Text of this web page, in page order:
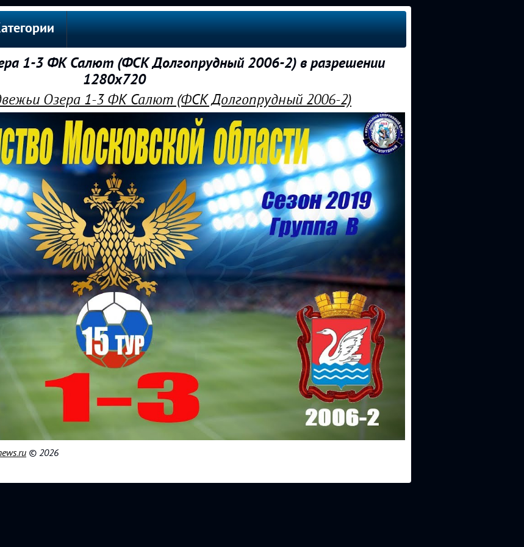
1-3 ФК Салют (ФСК Долгопрудный 2006-2) в разрешении
1280x720
Озера 1-3 ФК Салют (ФСК Долгопрудный 2006-2)
© 2026